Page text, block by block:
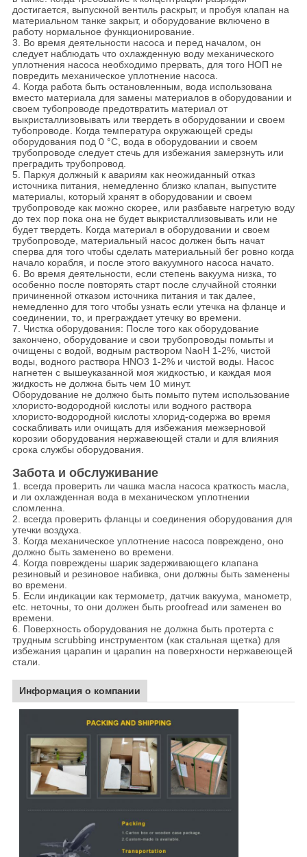
достигается, выпускной вентиль раскрыт, и пробуя клапан на
материальном танке закрыт, и оборудование включено в
работу нормальное функционирование.
3. Во время деятельности насоса и перед началом, он
следует наблюдать что охлажденную воду механического
уплотнения насоса необходимо прервать, для того НОП не
повредить механическое уплотнение насоса.
4. Когда работа быть остановленным, вода использована
вместо материала для замены материалов в оборудовании и
своем тубопроводе предотвратить материал от
выкристаллизовывать или твердеть в оборудовании и своем
тубопроводе. Когда температура окружающей среды
оборудования под 0 °C, вода в оборудовании и своем
трубопроводе следует стечь для избежания замерзнуть или
преградить трубопровод.
5. Паркуя должный к авариям как неожиданный отказ
источника питания, немедленно близко клапан, выпустите
материалы, который хранят в оборудовании и своем
трубопроводе как можно скорее, или разбавьте нагретую воду
до тех пор пока она не будет выкристаллизовывать или не
будет твердеть. Когда материал в оборудовании и своем
трубопроводе, материальный насос должен быть начат
сперва для того чтобы сделать материальный бег ровно когда
начало корабля, и после этого вакуумного насоса начато.
6. Во время деятельности, если степень вакуума низка, то
особенно после повторять старт после случайной стоянки
причиненной отказом источника питания и так далее,
немедленно для того чтобы узнать если утечка на фланце и
соединении, то, и преграждает утечку во времени.
7. Чистка оборудования: После того как оборудование
закончено, оборудование и свои трубопроводы помыты и
очищены с водой, водным раствором NaoH 1-2%, чистой
воды, водного раствора HNO3 1-2% и чистой воды. Насос
нагнетен с вышеуказанной моя жидкостью, и каждая моя
жидкость не должна быть чем 10 минут.
Оборудование не должно быть помыто путем использование
хлористо-водородной кислоты или водного раствора
хлористо-водородной кислоты хлорид-содержа во время
соскабливать или очищать для избежания межзерновой
корозии оборудования нержавеющей стали и для влияния
срока службы оборудования.
Забота и обслуживание
1. всегда проверить ли чашка масла насоса краткость масла,
и ли охлажденная вода в механическом уплотнении
сломленна.
2. всегда проверить фланцы и соединения оборудования для
утечки воздуха.
3. Когда механическое уплотнение насоса повреждено, оно
должно быть заменено во времени.
4. Когда повреждены шарик задерживающего клапана
резиновый и резиновое набивка, они должны быть заменены
во времени.
5. Если индикации как термометр, датчик вакуума, манометр,
etc. неточны, то они должен быть proofread или заменен во
времени.
6. Поверхность оборудования не должна быть протерта с
трудным scrubbing инструментом (как стальная щетка) для
избежания царапин и царапин на поверхности нержавеющей
стали.
Информация о компании